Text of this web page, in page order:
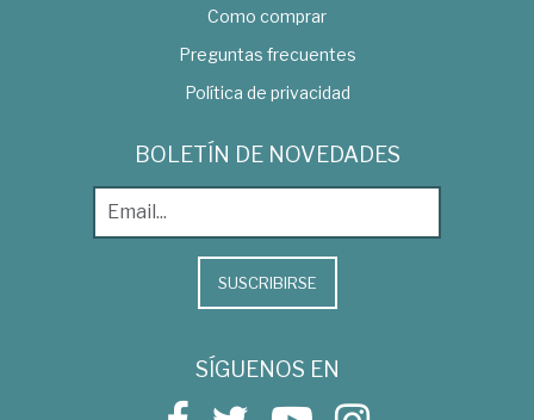
Como comprar
Preguntas frecuentes
Política de privacidad
BOLETÍN DE NOVEDADES
SUSCRIBIRSE
SÍGUENOS EN